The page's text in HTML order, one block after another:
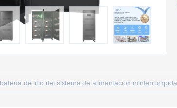
batería de litio del sistema de alimentación ininterrumpida